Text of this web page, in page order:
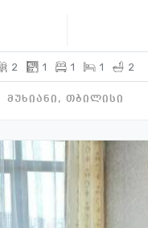
2 1 1 1 2
მუხიანი, თბილისი